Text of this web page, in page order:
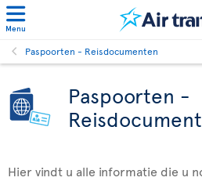
Menu
Paspoorten - Reisdocumenten
Paspoorten -
Hier vindt u alle informatie die u